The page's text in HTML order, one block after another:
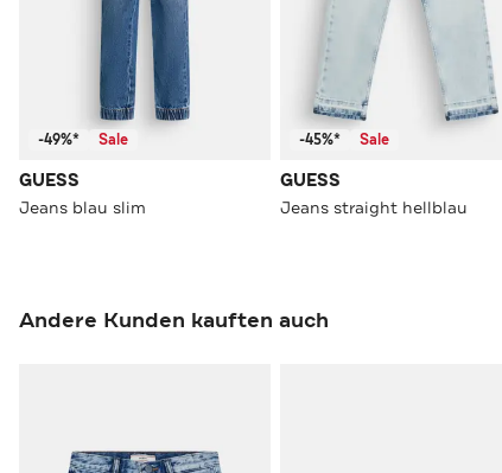
-49%* Sale
GUESS
Jeans blau slim
-45%* Sale
GUESS
Jeans straight hellblau
Andere Kunden kauften auch